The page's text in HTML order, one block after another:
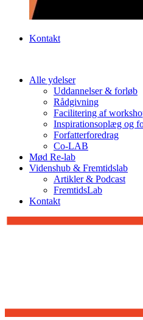
Kontakt
Alle ydelser
Uddannelser & forløb
Rådgivning
Facilitering af
Inspirationsoplæg og
Forfatterforedrag
Co-LAB
Mød Re-lab
Videnshub & Fremtidslab
Artikler & Podcast
FremtidsLab
Kontakt